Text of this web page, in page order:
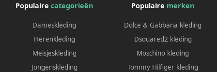
Populaire categorieën
Dameskleding
Herenkleding
Meisjeskleding
Jongenskleding
Populaire merken
Dolce & Gabbana kleding
Dsquared2 kleding
Moschino kleding
Tommy Hilfiger kleding